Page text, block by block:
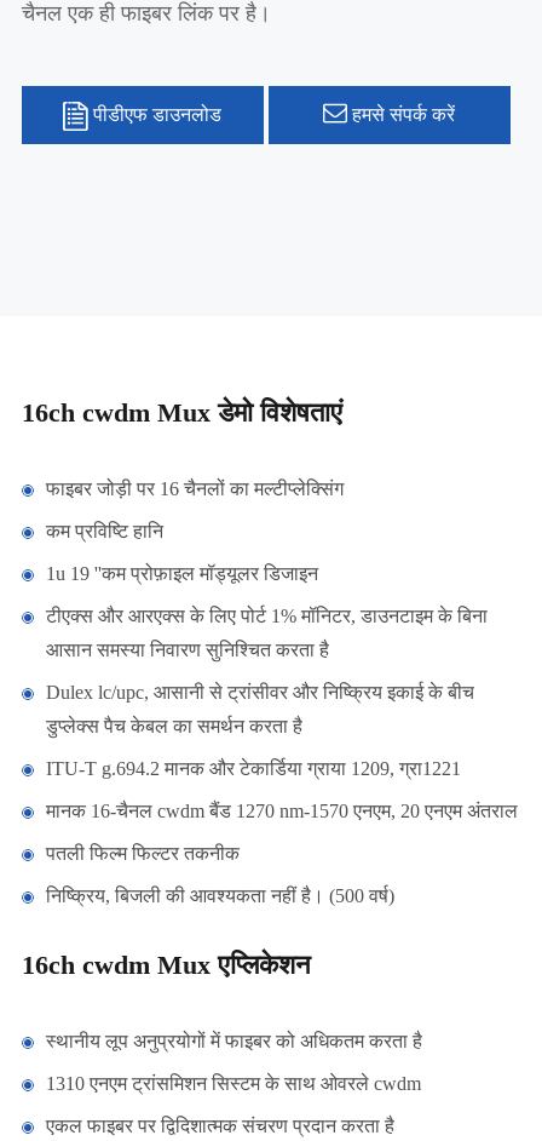
चैनल एक ही फाइबर लिंक पर है।
पीडीएफ डाउनलोड हमसे संपर्क करें
16ch cwdm Mux डेमो विशेषताएं
फाइबर जोड़ी पर 16 चैनलों का मल्टीप्लेक्सिंग
कम प्रविष्टि हानि
1u 19 ''कम प्रोफ़ाइल मॉड्यूलर डिजाइन
टीएक्स और आरएक्स के लिए पोर्ट 1% मॉनिटर, डाउनटाइम के बिना
आसान समस्या निवारण सुनिश्चित करता है
Dulex lc/upc, आसानी से ट्रांसीवर और निष्क्रिय इकाई के बीच
डुप्लेक्स पैच केबल का समर्थन करता है
ITU-T g.694.2 मानक और टेकार्डिया ग्राया 1209, ग्रा1221
मानक 16-चैनल cwdm बैंड 1270 nm-1570 एनएम, 20 एनएम अंतराल
पतली फिल्म फिल्टर तकनीक
निष्क्रिय, बिजली की आवश्यकता नहीं है। (500 वर्ष)
16ch cwdm Mux एप्लिकेशन
स्थानीय लूप अनुप्रयोगों में फाइबर को अधिकतम करता है
1310 एनएम ट्रांसमिशन सिस्टम के साथ ओवरले cwdm
एकल फाइबर पर द्विदिशात्मक संचरण प्रदान करता है